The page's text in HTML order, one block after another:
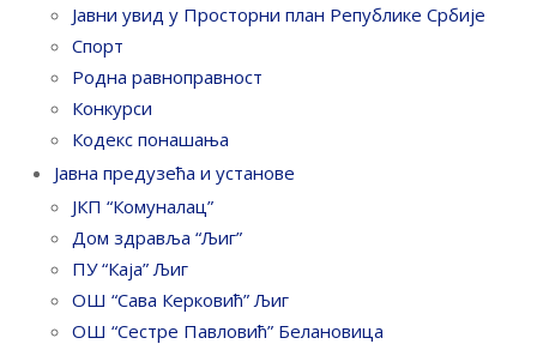
Јавни увид у Просторни план Републике Србије
Спорт
Родна равноправност
Конкурси
Кодекс понашања
Јавна предузећа и установе
ЈКП “Комуналац”
Дом здравља “Љиг”
ПУ “Каја” Љиг
ОШ “Сава Керковић” Љиг
ОШ “Сестре Павловић” Белановица